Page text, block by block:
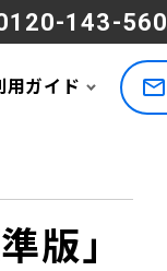
143-560
用ガイド
版」